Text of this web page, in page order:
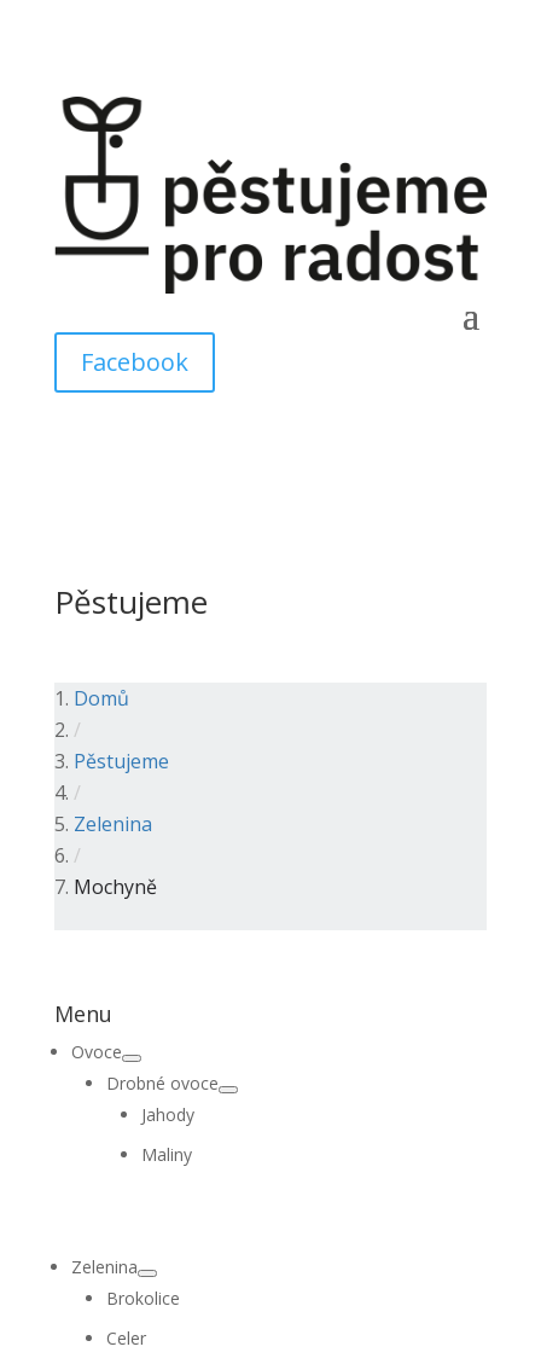
Facebook
Pěstujeme
Domů
/
Pěstujeme
/
Zelenina
/
Mochyně
Menu
Ovoce
Drobné ovoce
Jahody
Maliny
Zelenina
Brokolice
Celer